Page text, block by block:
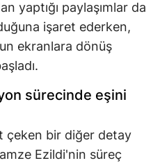
yaptığı paylaşımlar da
işaret ederken,
ekranlara dönüş
sürecinde eşini
çeken bir diğer detay
Ezildi'nin süreç